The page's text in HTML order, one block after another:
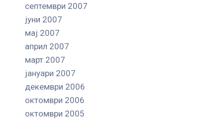
септември 2007
јуни 2007
мај 2007
април 2007
март 2007
јануари 2007
декември 2006
октомври 2006
октомври 2005